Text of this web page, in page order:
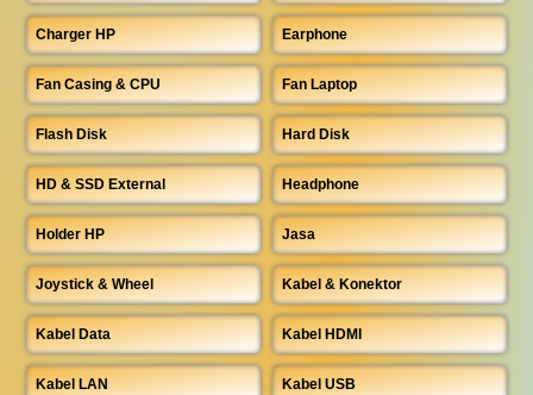
Charger HP Earphone
Fan Casing & CPU Fan Laptop
Flash Disk Hard Disk
HD & SSD External Headphone
Holder HP Jasa
Joystick & Wheel Kabel & Konektor
Kabel Data Kabel HDMI
Kabel LAN Kabel USB